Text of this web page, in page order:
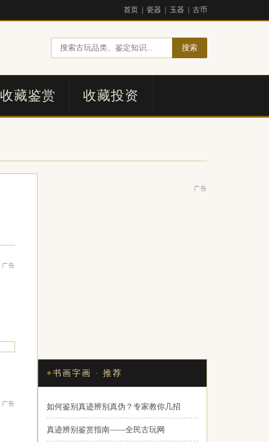
首页 瓷器 玉器 古币
搜索
收藏鉴赏 收藏投资
广告
广告
广告
书画字画 · 推荐
如何鉴别真迹辨别真伪？专家教你几招
真迹辨别鉴赏指南——全民古玩网